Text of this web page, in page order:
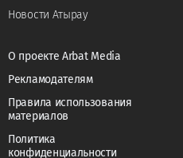
Новости Атырау
О проекте Arbat Media
Рекламодателям
Правила использования
материалов
Политика
конфиденциальности